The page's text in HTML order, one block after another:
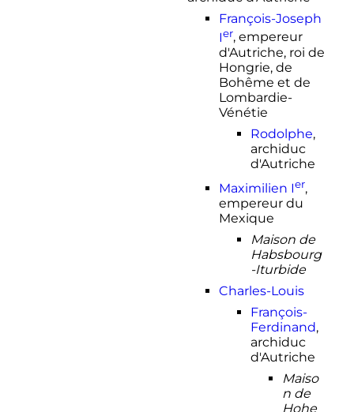
François-Joseph
Ier, empereur
d'Autriche, roi de
Hongrie, de
Bohême et de
Lombardie-
Vénétie
Rodolphe,
archiduc
d'Autriche
Maximilien Ier,
empereur du
Mexique
Maison de
Habsbourg
-Iturbide
Charles-Louis
François-
Ferdinand,
archiduc
d'Autriche
Maiso
n de
Hohe